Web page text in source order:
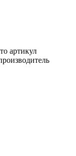
артикул